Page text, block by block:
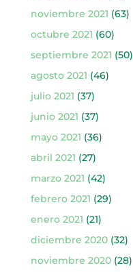
noviembre 2021 (63)
octubre 2021 (60)
septiembre 2021 (50)
agosto 2021 (46)
julio 2021 (37)
junio 2021 (37)
mayo 2021 (36)
abril 2021 (27)
marzo 2021 (42)
febrero 2021 (29)
enero 2021 (21)
diciembre 2020(32)
noviembre 2020(28)